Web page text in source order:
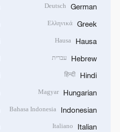
German
Deutsch
Greek
Ελληνικά
Hausa
Hausa
Hebrew עברית
Hindi
हिन्दी
Hungarian
Magyar
Indonesian
Bahasa Indonesia
Italian
Italiano